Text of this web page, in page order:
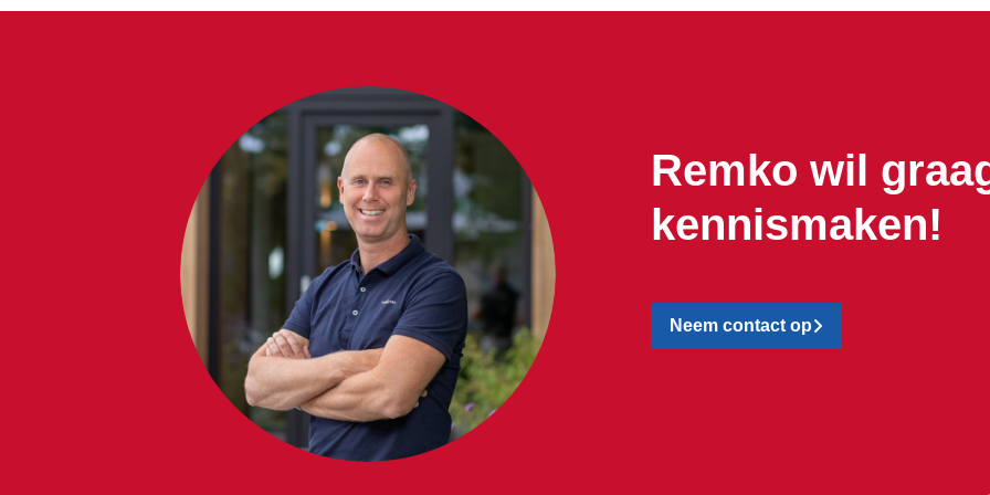
Remko wil
kennismaken!
Neem contact op